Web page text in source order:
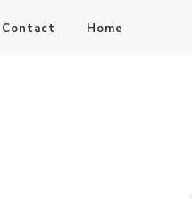
Contact Home